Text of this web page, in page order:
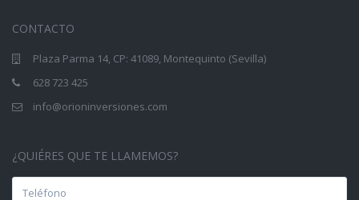
CONTACTO
Plaza Parma 14, CP: 41089, Montequinto (Sevilla)
628 723 425
info@orioninversiones.com
¿QUIÉRES QUE TE LLAMEMOS?